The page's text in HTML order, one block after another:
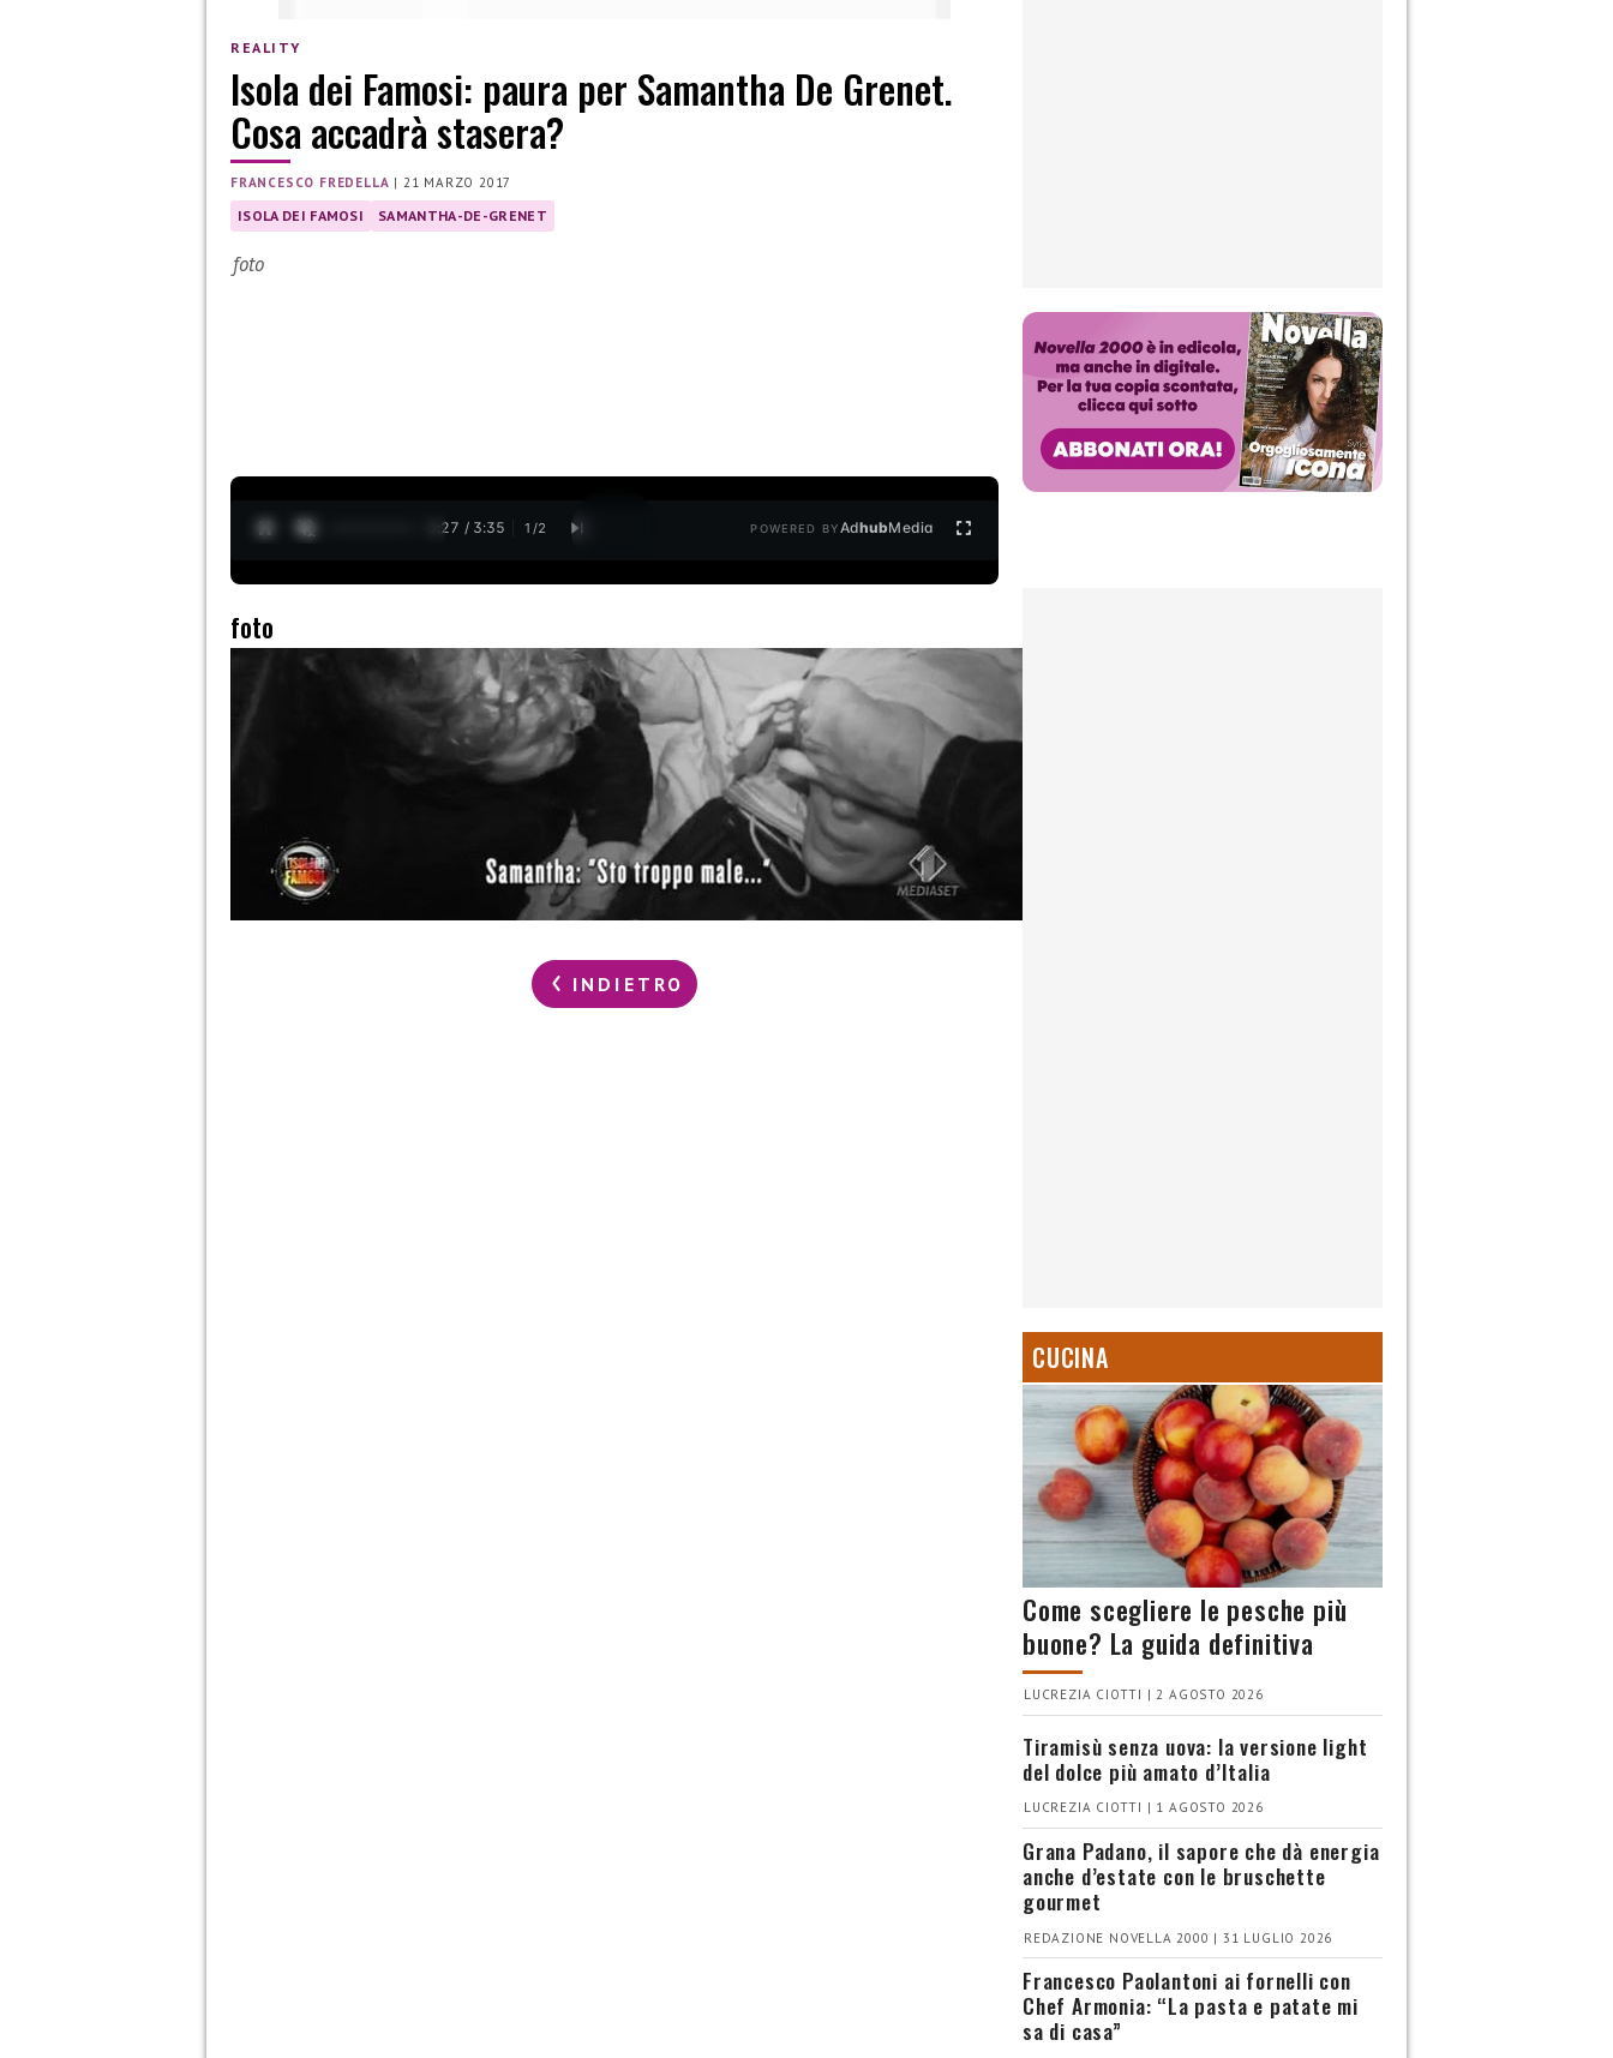
REALITY
Isola dei Famosi: paura per Samantha De Grenet.
Cosa accadrà stasera?
FRANCESCO FREDELLA | 21 MARZO 2017
ISOLA DEI FAMOSI SAMANTHA-DE-GRENET
foto
0:28 / 3:35 1 /2 POWERED BYAdhubMedia
foto
INDIETRO
CUCINA
Come scegliere le pesche più
buone? La guida definitiva
LUCREZIA CIOTTI | 2 AGOSTO 2026
Tiramisù senza uova: la versione light
del dolce più amato d’Italia
LUCREZIA CIOTTI | 1 AGOSTO 2026
Grana Padano, il sapore che dà energia
anche d’estate con le bruschette
gourmet
REDAZIONE NOVELLA 2000 | 31 LUGLIO 2026
Francesco Paolantoni ai fornelli con
Chef Armonia: “La pasta e patate mi
sa di casa”